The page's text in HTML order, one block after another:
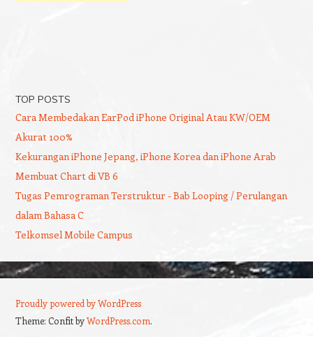
TOP POSTS
Cara Membedakan EarPod iPhone Original Atau KW/OEM
Akurat 100%
Kekurangan iPhone Jepang, iPhone Korea dan iPhone Arab
Membuat Chart di VB 6
Tugas Pemrograman Terstruktur - Bab Looping / Perulangan
dalam Bahasa C
Telkomsel Mobile Campus
Proudly powered by WordPress
Theme: Confit byWordPress.com.